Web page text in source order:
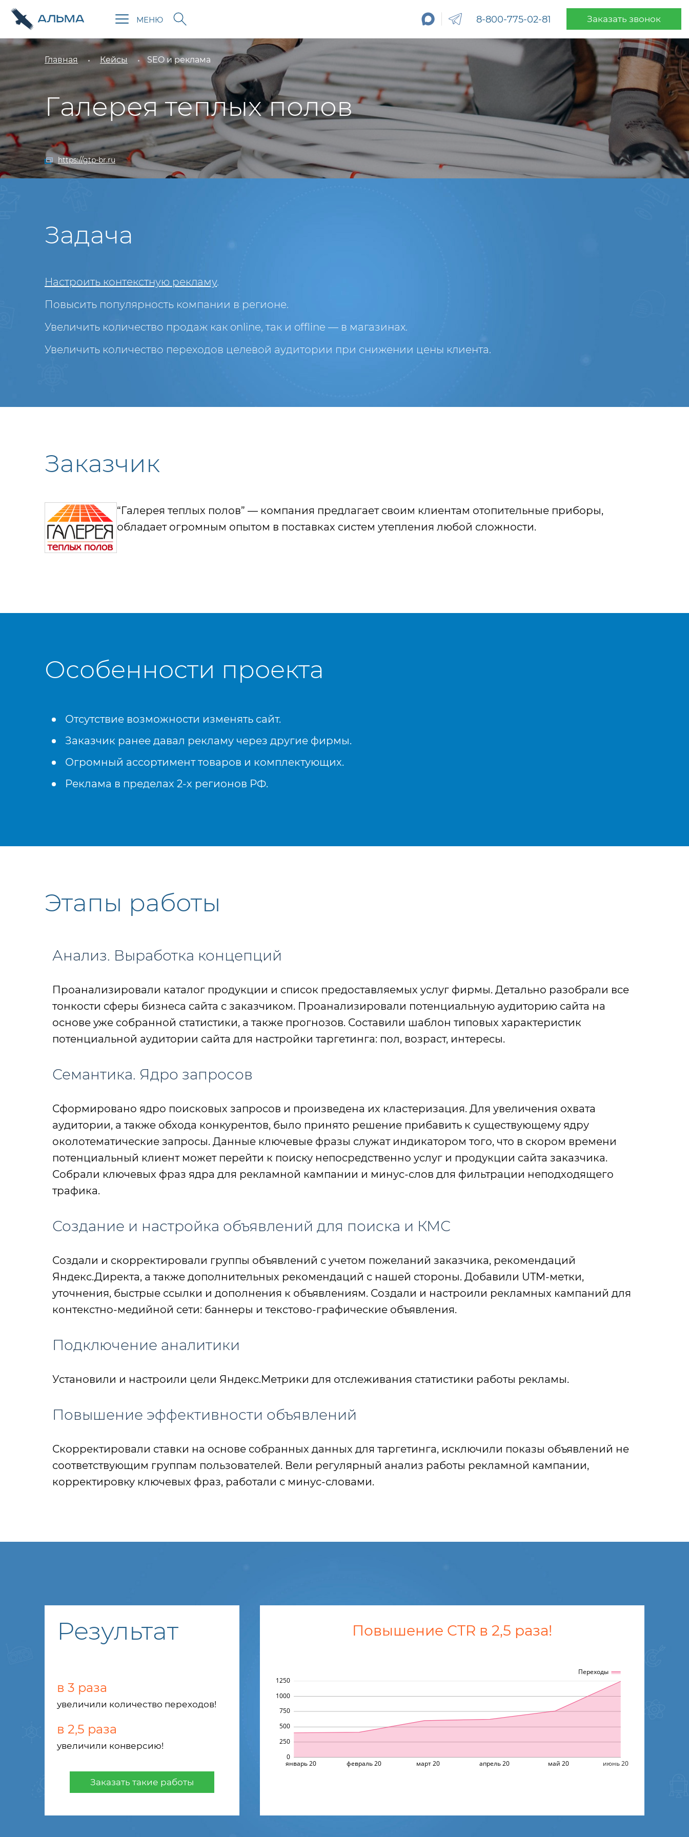
МЕНЮ 8-800-775-02-81 Заказать звонок
Главная Кейсы SEO и реклама
Галерея теплых полов
https://gtp-br.ru
Задача
Настроить контекстную рекламу.
Повысить популярность компании в регионе.
Увеличить количество продаж как online, так и offline — в магазинах.
Увеличить количество переходов целевой аудитории при снижении цены клиента.
Заказчик
“Галерея теплых полов” — компания предлагает своим клиентам отопительные приборы,
обладает огромным опытом в поставках систем утепления любой сложности.
Особенности проекта
Отсутствие возможности изменять сайт.
Заказчик ранее давал рекламу через другие фирмы.
Огромный ассортимент товаров и комплектующих.
Реклама в пределах 2-х регионов РФ.
Этапы работы
Анализ. Выработка концепций
Проанализировали каталог продукции и список предоставляемых услуг фирмы. Детально разобрали все
тонкости сферы бизнеса сайта с заказчиком. Проанализировали потенциальную аудиторию сайта на
основе уже собранной статистики, а также прогнозов. Составили шаблон типовых характеристик
потенциальной аудитории сайта для настройки таргетинга: пол, возраст, интересы.
Семантика. Ядро запросов
Сформировано ядро поисковых запросов и произведена их кластеризация. Для увеличения охвата
аудитории, а также обхода конкурентов, было принято решение прибавить к существующему ядру
околотематические запросы. Данные ключевые фразы служат индикатором того, что в скором времени
потенциальный клиент может перейти к поиску непосредственно услуг и продукции сайта заказчика.
Собрали ключевых фраз ядра для рекламной кампании и минус-слов для фильтрации неподходящего
трафика.
Создание и настройка объявлений для поиска и КМС
Создали и скорректировали группы объявлений с учетом пожеланий заказчика, рекомендаций
Яндекс.Директа, а также дополнительных рекомендаций с нашей стороны. Добавили UTM-метки,
уточнения, быстрые ссылки и дополнения к объявлениям. Создали и настроили рекламных кампаний для
контекстно-медийной сети: баннеры и текстово-графические объявления.
Подключение аналитики
Установили и настроили цели Яндекс.Метрики для отслеживания статистики работы рекламы.
Повышение эффективности объявлений
Скорректировали ставки на основе собранных данных для таргетинга, исключили показы объявлений не
соответствующим группам пользователей. Вели регулярный анализ работы рекламной кампании,
корректировку ключевых фраз, работали с минус-словами.
Результат
в 3 раза
увеличили количество переходов!
в 2,5 раза
увеличили конверсию!
Заказать такие работы
Повышение CTR в 2,5 раза!